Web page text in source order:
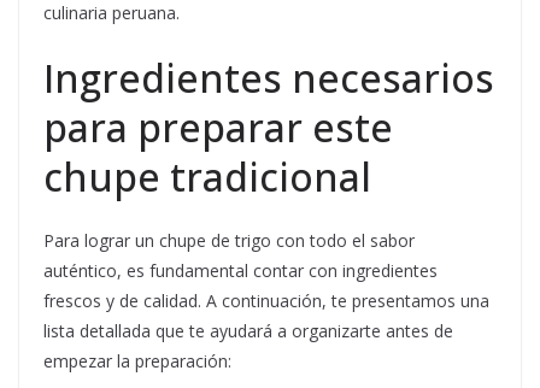
culinaria peruana.
Ingredientes necesarios
para preparar este
chupe tradicional
Para lograr un chupe de trigo con todo el sabor
auténtico, es fundamental contar con ingredientes
frescos y de calidad. A continuación, te presentamos una
lista detallada que te ayudará a organizarte antes de
empezar la preparación: